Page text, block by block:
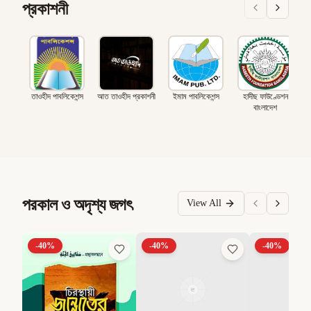
প্রকাশনী
তাওহীদ পাবলিকেশন্স আত তাওহীদ প্রকাশনী ইমাম পাবলিকেশন্স
হাদীছ ফাউণ্ডেশন
বাংলাদেশ
পরকাল ও অদৃশ্য জগৎ View All
-40% -40% -40%